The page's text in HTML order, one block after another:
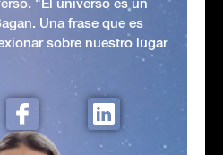
Una frase que es
sobre nuestro lugar